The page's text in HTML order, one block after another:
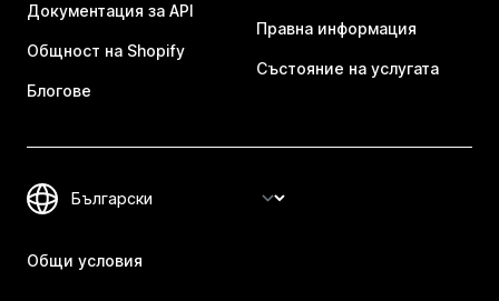
Документация за API
Общност на Shopify
Блогове
Правна информация
Състояние на услугата
Общи условия